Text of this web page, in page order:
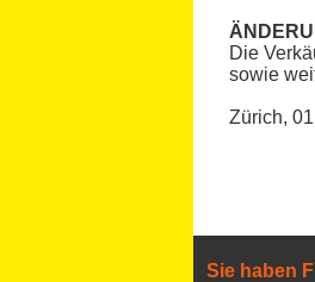
Die
sowie
Zürich,
Sie haben